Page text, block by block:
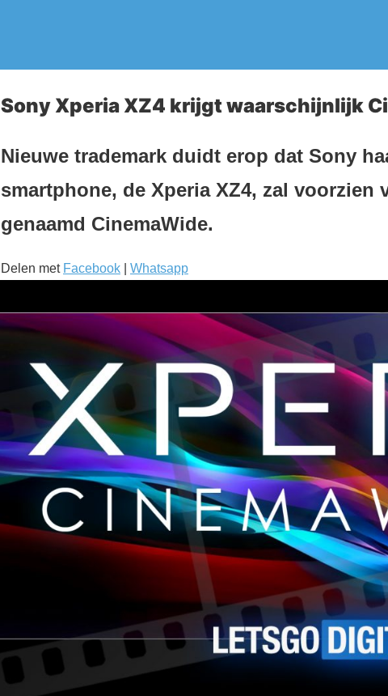
Sony Xperia XZ4 krijgt waarschijnlijk
Nieuwe trademark duidt erop dat Sony
smartphone, de Xperia XZ4, zal voorzien
genaamd CinemaWide.
Delen met Facebook Whatsapp